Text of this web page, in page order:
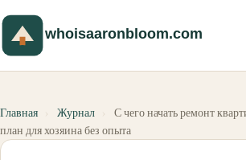
whoisaaronbloom.com
Главная › Журнал ›
С чего начать ремонт
план для хозяина без опыта